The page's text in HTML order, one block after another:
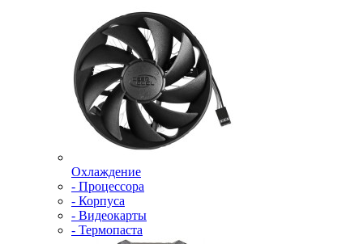
Охлаждение
- Процессора
- Корпуса
- Видеокарты
- Термопаста